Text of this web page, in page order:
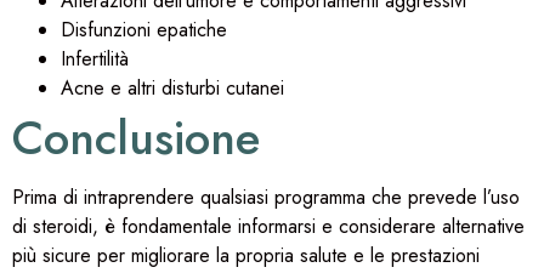
Disfunzioni epatiche
Infertilità
Acne e altri disturbi cutanei
Conclusione
Prima di intraprendere qualsiasi programma che prevede l’uso
di steroidi, è fondamentale informarsi e considerare alternative
più sicure per migliorare la propria salute e le prestazioni